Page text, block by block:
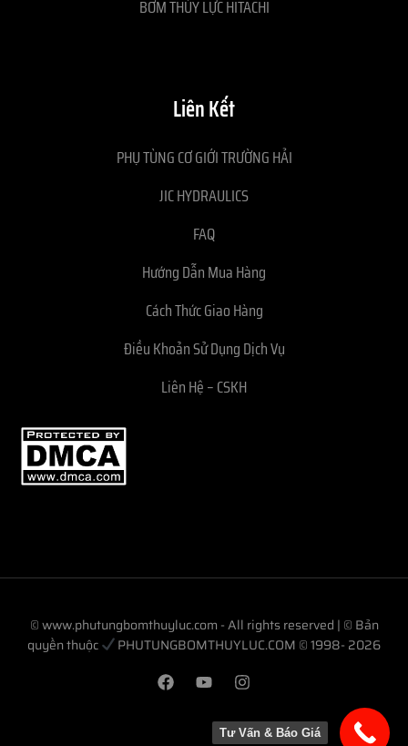
BƠM THỦY LỰC HITACHI
Liên Kết
PHỤ TÙNG CƠ GIỚI TRƯỜNG HẢI
JIC HYDRAULICS
FAQ
Hướng Dẫn Mua Hàng
Cách Thức Giao Hàng
Điều Khoản Sử Dụng Dịch Vụ
Liên Hệ – CSKH
© www.phutungbomthuyluc.com - All rights reserved | © Bản
quyền thuộc
PHUTUNGBOMTHUYLUC.COM © 1998- 2026
Tư Vấn & Báo Giá